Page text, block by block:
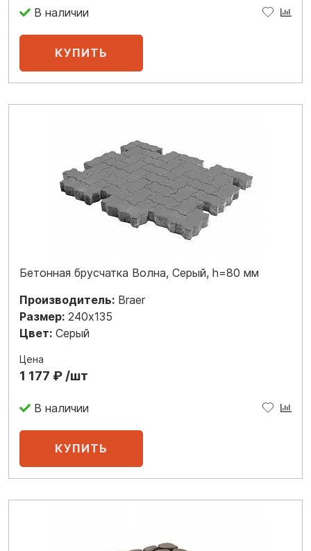
В наличии
Бетонная брусчатка Волна, Серый, h=80 мм
Производитель: Braer
Размер: 240x135
Цвет: Серый
Цена
1 177 ₽ /шт
В наличии